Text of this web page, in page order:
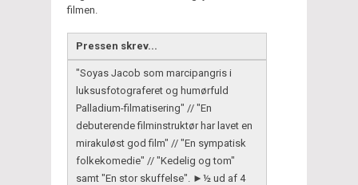
filmen.
Pressen skrev...
"Soyas Jacob som marcipangris i
luksusfotograferet og humørfuld
Palladium-filmatisering" // "En
debuterende filminstruktør har lavet en
mirakuløst god film" // "En sympatisk
folkekomedie" // "Kedelig og tom"
samt "En stor skuffelse". ►½ ud af 4